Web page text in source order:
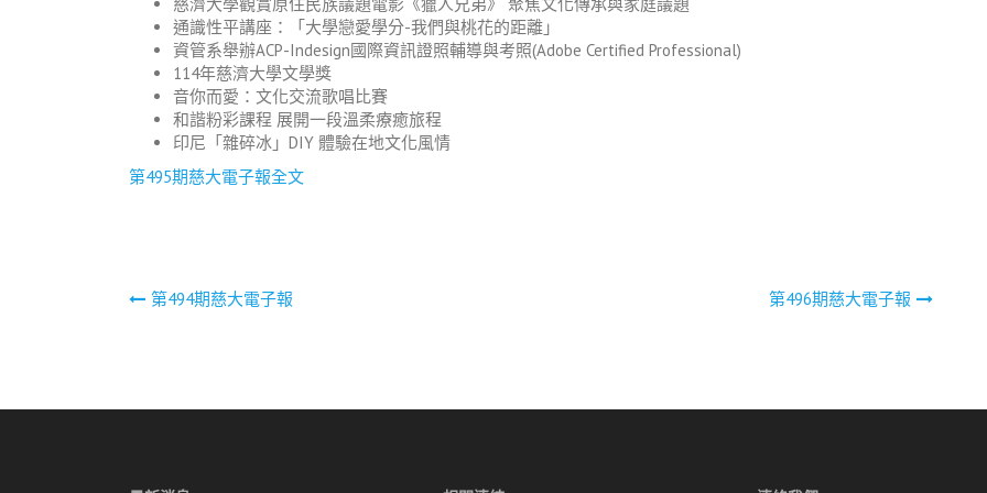
通識性平講座：「大學戀愛學分-我們與桃花的距離」
資管系舉辦ACP-Indesign國際資訊證照輔導與考照(Adobe Certified Professional)
114年慈濟大學文學獎
音你而愛：文化交流歌唱比賽
和諧粉彩課程 展開一段溫柔療癒旅程
印尼「雜碎冰」DIY 體驗在地文化風情
第495期慈大電子報全文
文
導
第494期慈大電子報 第496期慈大電子報